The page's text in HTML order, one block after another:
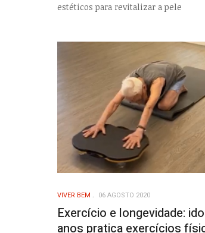
estéticos para revitalizar a pele
VIVER BEM 06 AGOSTO 2020
Exercício e longevidade:
anos pratica exercícios